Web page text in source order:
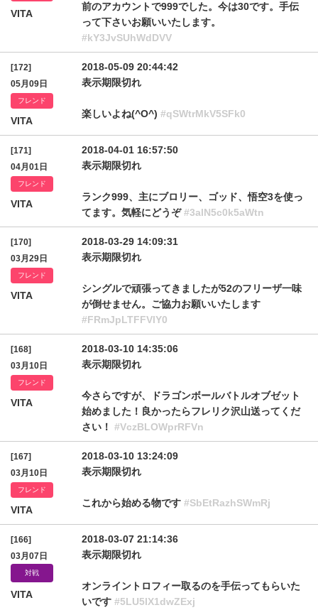
VITA
前のアカウントで999でした。今は30です。手伝
って下さいお願いいたします。
#kY3JvSUhWdDVV
[172]
05月09日
フレンド
VITA
2018-05-09 20:44:42
表示期限切れ
楽しいよね(^O^) #qSWtrMkV5SFk0
[171]
04月01日
フレンド
VITA
2018-04-01 16:57:50
表示期限切れ
ランク999、主にブロリー、ゴッド、悟空3を使っ
てます。気軽にどうぞ#3alN5c0k5aWtn
[170]
03月29日
フレンド
VITA
2018-03-29 14:09:31
表示期限切れ
シングルで頑張ってきましたが52のフリーザ一味
が倒せません。ご協力お願いいたします
#FRmJpLTFFVlY0
[168]
03月10日
フレンド
VITA
2018-03-10 14:35:06
表示期限切れ
今さらですが、ドラゴンボールバトルオブゼット
始めました！良かったらフレリク沢山送ってくだ
さい！ #VczBLOWprRFVn
[167]
03月10日
フレンド
VITA
2018-03-10 13:24:09
表示期限切れ
これから始める物です #SbEtRazhSWmRj
[166]
03月07日
対戦
VITA
2018-03-07 21:14:36
表示期限切れ
オンライントロフィー取るのを手伝ってもらいた
いです #5LU5lX1dwZExj